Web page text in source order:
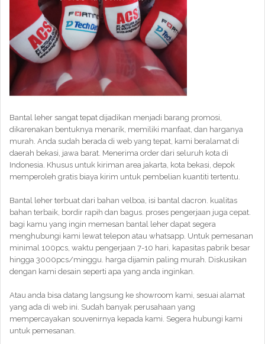
Bantal leher sangat tepat dijadikan menjadi barang promosi,
dikarenakan bentuknya menarik, memiliki manfaat, dan harganya
murah. Anda sudah berada di web yang tepat, kami beralamat di
daerah bekasi, jawa barat. Menerima order dari seluruh kota di
Indonesia. Khusus untuk kiriman area jakarta, kota bekasi, depok
memperoleh gratis biaya kirim untuk pembelian kuantiti tertentu.
Bantal leher terbuat dari bahan velboa, isi bantal dacron. kualitas
bahan terbaik, bordir rapih dan bagus. proses pengerjaan juga cepat.
bagi kamu yang ingin memesan bantal leher dapat segera
menghubungi kami lewat telepon atau whatsapp. Untuk pemesanan
minimal 100pcs, waktu pengerjaan 7-10 hari, kapasitas pabrik besar
hingga 3000pcs/minggu. harga dijamin paling murah. Diskusikan
dengan kami desain seperti apa yang anda inginkan.
Atau anda bisa datang langsung ke showroom kami, sesuai alamat
yang ada di web ini. Sudah banyak perusahaan yang
mempercayakan souvenirnya kepada kami. Segera hubungi kami
untuk pemesanan.